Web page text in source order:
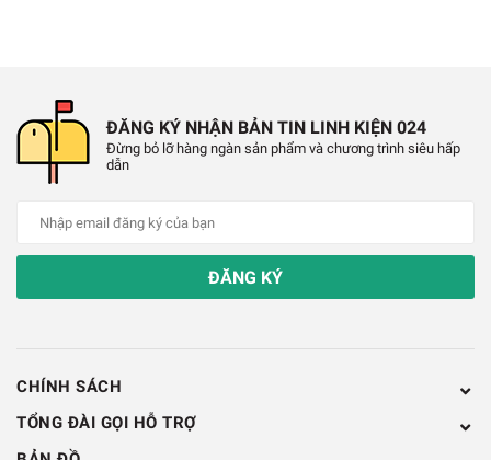
✔️Trọng lượng: 15g
Điện áp hoạt động: 24V
Công suất: 60W
ĐĂNG KÝ NHẬN BẢN TIN LINH KIỆN 024
Đừng bỏ lỡ hàng ngàn sản phẩm và chương trình siêu hấp
dẫn
ĐĂNG KÝ
CHÍNH SÁCH
TỔNG ĐÀI GỌI HỖ TRỢ